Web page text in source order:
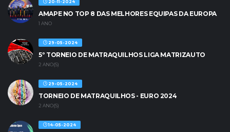
20-11-2024
AMAPE NO TOP 8 DAS MELHORES EQUIPAS DA EUROPA
1 ANO
29-05-2024
5º TORNEIO DE MATRAQUILHOS LIGA MATRIZAUTO
2 ANO(S)
29-05-2024
TORNEIO DE MATRAQUILHOS - EURO 2024
2 ANO(S)
14-05-2024